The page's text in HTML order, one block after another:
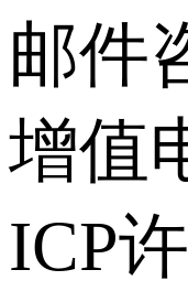
邮件
增值
ICP